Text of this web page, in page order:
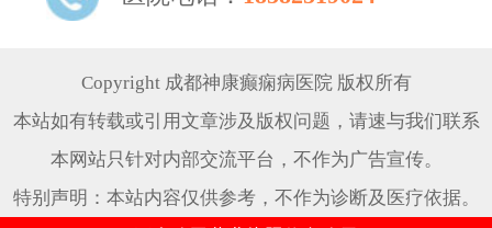
Copyright 成都神康癫痫病医院 版权所有
本站如有转载或引用文章涉及版权问题，请速与我们联系
本网站只针对内部交流平台，不作为广告宣传。
特别声明：本站内容仅供参考，不作为诊断及医疗依据。